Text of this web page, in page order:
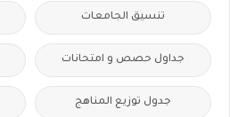
تنسيق الجامعات
جداول حصص و امتحانات
جدول توزيع المناهج